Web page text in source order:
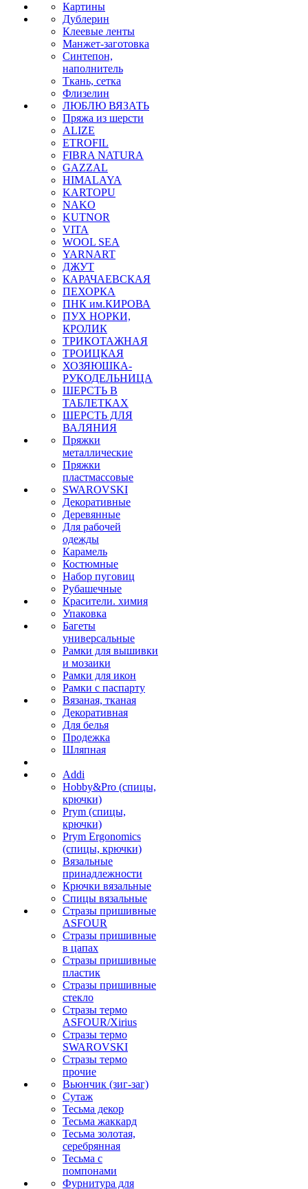
Картины
Дублерин
Клеевые ленты
Манжет-заготовка
Синтепон,
наполнитель
Ткань, сетка
Флизелин
ЛЮБЛЮ ВЯЗАТЬ
Пряжа из шерсти
ALIZE
ETROFIL
FIBRA NATURA
GAZZAL
HIMALAYA
KARTOPU
NAKO
KUTNOR
VITA
WOOL SEA
YARNART
ДЖУТ
КАРАЧАЕВСКАЯ
ПЕХОРКА
ПНК им.КИРОВА
ПУХ НОРКИ,
КРОЛИК
ТРИКОТАЖНАЯ
ТРОИЦКАЯ
ХОЗЯЮШКА-
РУКОДЕЛЬНИЦА
ШЕРСТЬ В
ТАБЛЕТКАХ
ШЕРСТЬ ДЛЯ
ВАЛЯНИЯ
Пряжки
металлические
Пряжки
пластмассовые
SWAROVSKI
Декоративные
Деревянные
Для рабочей
одежды
Карамель
Костюмные
Набор пуговиц
Рубашечные
Красители. химия
Упаковка
Багеты
универсальные
Рамки для вышивки
и мозаики
Рамки для икон
Рамки с паспарту
Вязаная, тканая
Декоративная
Для белья
Продежка
Шляпная
Addi
Hobby&Pro (спицы,
крючки)
Prym (спицы,
крючки)
Prym Ergonomics
(спицы, крючки)
Вязальные
принадлежности
Крючки вязальные
Спицы вязальные
Стразы пришивные
ASFOUR
Стразы пришивные
в цапах
Стразы пришивные
пластик
Стразы пришивные
стекло
Стразы термо
ASFOUR/Xirius
Стразы термо
SWAROVSKI
Стразы термо
прочие
Вьюнчик (зиг-заг)
Сутаж
Тесьма декор
Тесьма жаккард
Тесьма золотая,
серебрянная
Тесьма с
помпонами
Фурнитура для